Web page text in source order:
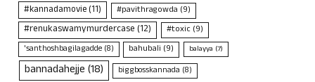
#kannadamovie(11) #pavithragowda (9)
#renukaswamymurdercase(12) #toxic(9)
'santhoshbagilagadde (8) bahubali (9) balayya (7)
bannadahejje(18) biggbosskannada (8)